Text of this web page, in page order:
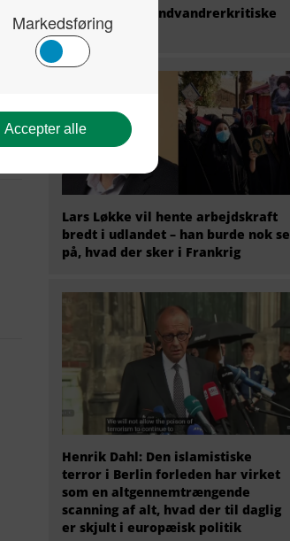
at ramme det indvandrerkritiske
AfD
Lars Løkke vil hente arbejdskraft
bredt i udlandet – han burde nok se
på, hvad der sker i Frankrig
Henrik Dahl: Den islamistiske
terror i Berlin forleden har virket
som en altgennemtrængende
scanning af alt, hvad der til daglig
er skjult i europæisk politik